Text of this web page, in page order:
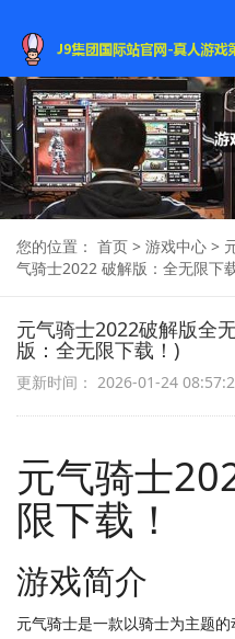
您的位置： 首页 > 游戏中心 >
气骑士2022 破解版：全无限下
元气骑士2022破解版全
版：全无限下载！)
更新时间： 2026-01-24
元气骑士
限下载！
游戏简介
元气骑士是一款以骑士为主题